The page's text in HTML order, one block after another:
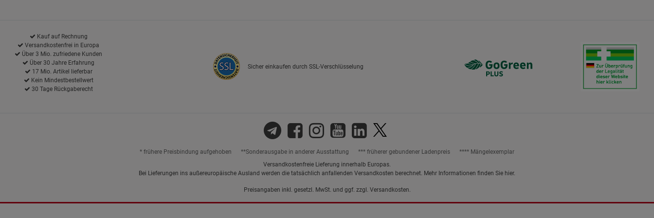
Kauf auf Rechnung
Versandkostenfrei in Europa
Über 3 Mio. zufriedene Kunden
Über 30 Jahre Erfahrung
17 Mio. Artikel lieferbar
Kein Mindestbestellwert
30 Tage Rückgaberecht
Sicher einkaufen durch SSL-Verschlüsselung
* frühere Preisbindung aufgehoben **Sonderausgabe in anderer Ausstattung *** früherer gebundener Ladenpreis
**** Mängelexemplar
Versandkostenfreie Lieferung innerhalb Europas.
Bei Lieferungen ins außereuropäische Ausland werden die tatsächlich anfallenden Versandkosten berechnet. Mehr Informationen finden Sie hier.
Preisangaben inkl. gesetzl. MwSt. und ggf. zzgl. Versandkosten.